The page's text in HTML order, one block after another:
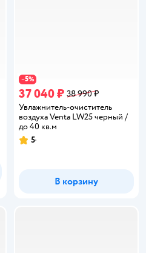
−5%
37 040 ₽ 38 990 ₽
Увлажнитель-очиститель
воздуха Venta LW25 черный /
до 40 кв.м
Рейтинг:
5
В корзину